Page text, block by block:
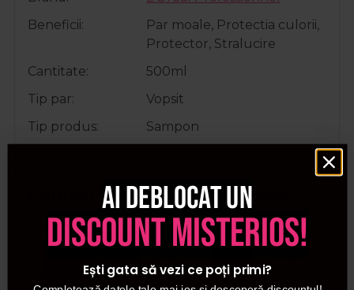
Beneficii
Par moale, Protectia culorii,
Protector, Stralucire
Cantitate
500ml
Tip par
Vopsit
Tip produs
Sampon
Cumparate frecvent impreuna:
Pret special Pret special
Ai deblocat un
discount misterios!
Ești gata să vezi ce poți primi?